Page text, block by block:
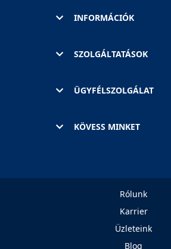
INFORMÁCIÓK
SZOLGÁLTATÁSOK
ÜGYFÉLSZOLGÁLAT
KÖVESS MINKET
Rólunk
Karrier
Üzleteink
Blog